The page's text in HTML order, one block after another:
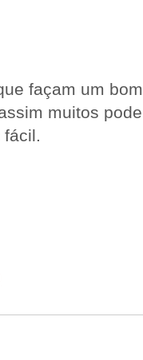
façam um
muitos